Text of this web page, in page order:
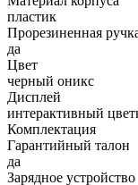
пластик
Прорезиненная
да
Цвет
черный оникс
Дисплей
интерактивный
Комплектация
Гарантийный талон
да
Зарядное устройство